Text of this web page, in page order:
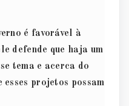
é favorável à
defende que haja um
tema e acerca do
projetos possam